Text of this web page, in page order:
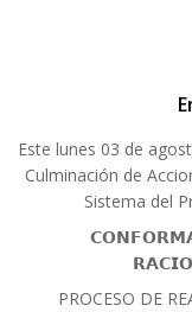
Este lunes 03 de
Culminación de
Sistema del
PROCESO DE